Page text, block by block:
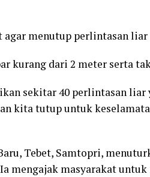
agar menutup perlintasan liar
kurang dari 2 meter serta
sekitar 40 perlintasan liar
kita tutup untuk
Tebet, Samtopri,
mengajak masyarakat